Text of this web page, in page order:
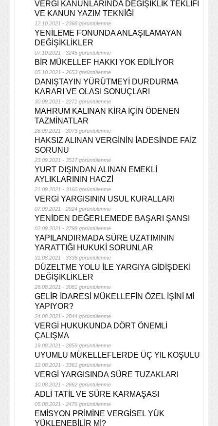
VERGİ KANUNLARINDA DEĞİŞİKLİK TEKLİFİ
VE KANUN YAZIM TEKNİĞİ
12.10.2021 - 2368 görüntülenme
YENİLEME FONUNDA ANLAŞILAMAYAN
DEĞİŞİKLİKLER
07.10.2021 - 3245 görüntülenme
BİR MÜKELLEF HAKKI YOK EDİLİYOR
05.10.2021 - 2653 görüntülenme
DANIŞTAYIN YÜRÜTMEYİ DURDURMA
KARARI VE OLASI SONUÇLARI
30.09.2021 - 2271 görüntülenme
MAHRUM KALINAN KİRA İÇİN ÖDENEN
TAZMİNATLAR
28.09.2021 - 3073 görüntülenme
HAKSIZ ALINAN VERGİNİN İADESİNDE FAİZ
SORUNU
23.09.2021 - 3517 görüntülenme
YURT DIŞINDAN ALINAN EMEKLİ
AYLIKLARININ HACZİ
21.09.2021 - 3160 görüntülenme
VERGİ YARGISININ USUL KURALLARI
07.09.2021 - 2924 görüntülenme
YENİDEN DEĞERLEMEDE BAŞARI ŞANSI
02.09.2021 - 2798 görüntülenme
YAPILANDIRMADA SÜRE UZATIMININ
YARATTIĞI HUKUKİ SORUNLAR
31.08.2021 - 3336 görüntülenme
DÜZELTME YOLU İLE YARGIYA GİDİŞDEKİ
DEĞİŞİKLİKLER
26.08.2021 - 3081 görüntülenme
GELİR İDARESİ MÜKELLEFİN ÖZEL İŞİNİ Mİ
YAPIYOR?
24.08.2021 - 2844 görüntülenme
VERGİ HUKUKUNDA DÖRT ÖNEMLİ
ÇALIŞMA
19.08.2021 - 2859 görüntülenme
UYUMLU MÜKELLEFLERDE ÜÇ YIL KOŞULU
12.08.2021 - 3361 görüntülenme
VERGİ YARGISINDA SÜRE TUZAKLARI
10.08.2021 - 2662 görüntülenme
ADLİ TATİL VE SÜRE KARMAŞASI
05.08.2021 - 2476 görüntülenme
EMİSYON PRİMİNE VERGİSEL YÜK
YÜKLENEBİLİR Mİ?